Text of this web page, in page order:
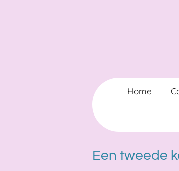
Home
Een tweede